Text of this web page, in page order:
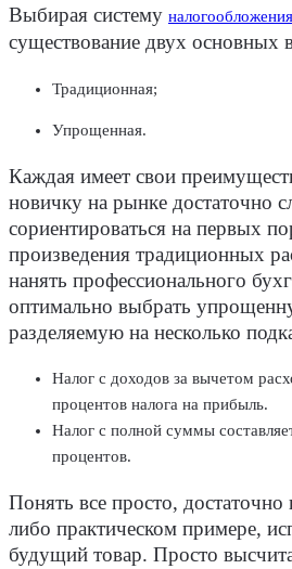
Выбирая систему налогообложения
существование двух основных
Традиционная;
Упрощенная.
Каждая имеет свои
новичку на рынке достаточно
сориентироваться на первых
произведения традиционных
нанять профессионального
оптимально выбрать
разделяемую на несколько
Налог с доходов за вычетом
процентов налога на прибыль.
Налог с полной суммы
процентов.
Понять все просто, достаточно
либо практическом примере,
будущий товар. Просто